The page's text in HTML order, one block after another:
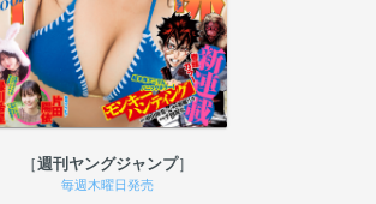
週刊ヤングジャンプ
毎週木曜日発売